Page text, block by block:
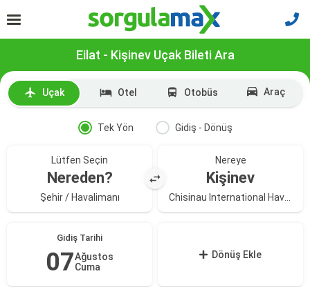
Eilat - Kişinev Uçak Bileti Ara
Uçak Otel Otobüs Araç
Tek Yön Gidiş - Dönüş
Lütfen Seçin
Nereden?
Şehir / Havalimanı
Nereye
Kişinev
Gidiş Tarihi
07Ağustos
Cuma
Dönüş Ekle